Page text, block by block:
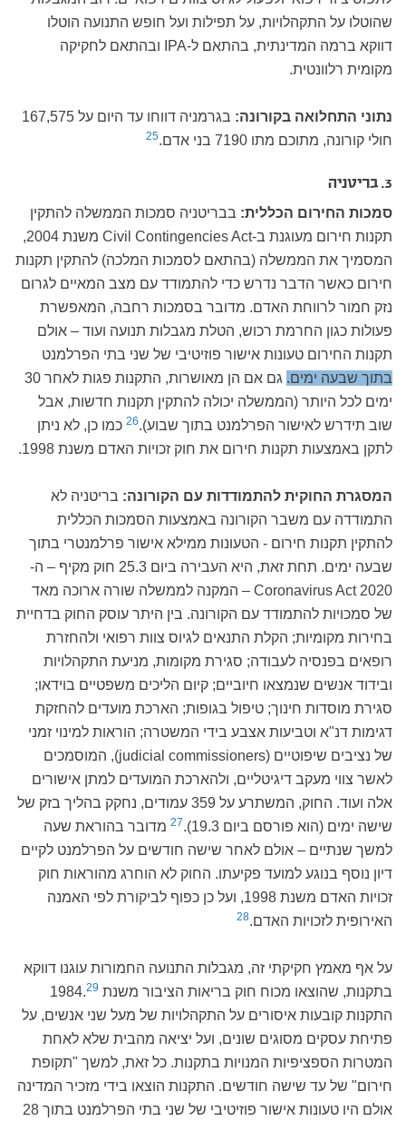
שהוטלו על התקהלויות, על תפילות ועל חופש התנועה הוטלו
דווקא ברמה המדינתית, בהתאם ל-IPA ובהתאם לחקיקה
מקומית רלוונטית.
נתוני התחלואה בקורונה:
בגרמניה דווחו עד היום על 167,575
חולי קורונה, מתוכם מתו 7190 בני אדם.
25
3. בריטניה
סמכות החירום הכללית: בבריטניה סמכות הממשלה להתקין
תקנות חירום מעוגנת ב-Civil Contingencies Act משנת 2004,
המסמיך את הממשלה (בהתאם לסמכות המלכה) להתקין תקנות
חירום כאשר הדבר נדרש כדי להתמודד עם מצב המאיים לגרום
נזק חמור לרווחת האדם. מדובר בסמכות רחבה, המאפשרת
פעולות כגון החרמת רכוש, הטלת מגבלות תנועה ועוד – אולם
תקנות החירום טעונות אישור פוזיטיבי של שני בתי הפרלמנט
בתוך שבעה ימים.
גם אם הן מאושרות, התקנות פגות לאחר 30
ימים לכל היותר (הממשלה יכולה להתקין תקנות חדשות, אבל
שוב תידרש לאישור הפרלמנט בתוך שבוע).26 כמו כן, לא ניתן
לתקן באמצעות תקנות חירום את חוק זכויות האדם משנת 1998.
המסגרת החוקית להתמודדות עם הקורונה: בריטניה לא
התמודדה עם משבר הקורונה באמצעות הסמכות הכללית
להתקין תקנות חירום - הטעונות ממילא אישור פרלמנטרי בתוך
שבעה ימים. תחת זאת, היא העבירה ביום 25.3 חוק מקיף – ה-
Coronavirus Act 2020 – המקנה לממשלה שורה ארוכה מאד
של סמכויות להתמודד עם הקורונה. בין היתר עוסק החוק בדחיית
בחירות מקומיות; הקלת התנאים לגיוס צוות רפואי ולהחזרת
רופאים בפנסיה לעבודה; סגירת מקומות, מניעת התקהלויות
ובידוד אנשים שנמצאו חיוביים; קיום הליכים משפטיים בוידאו;
סגירת מוסדות חינוך; טיפול בגופות; הארכת מועדים להחזקת
דגימות דנ"א וטביעות אצבע בידי המשטרה; הוראות למינוי זמני
של נציבים שיפוטיים (judicial commissioners), המוסמכים
לאשר צווי מעקב דיגיטליים, ולהארכת המועדים למתן אישורים
אלה ועוד. החוק, המשתרע על 359 עמודים, נחקק בהליך בזק של
שישה ימים (הוא פורסם ביום 19.3).
27 מדובר בהוראת שעה
למשך שנתיים – אולם לאחר שישה חודשים על הפרלמנט לקיים
דיון נוסף בנוגע למועד פקיעתו. החוק לא הוחרג מהוראות חוק
זכויות האדם משנת 1998, ועל כן כפוף לביקורת לפי האמנה
האירופית לזכויות האדם.28
על אף מאמץ חקיקתי זה, מגבלות התנועה החמורות עוגנו דווקא
בתקנות, שהוצאו מכוח חוק בריאות הציבור משנת 1984. 29
התקנות קובעות איסורים על התקהלויות של מעל שני אנשים, על
פתיחת עסקים מסוגים שונים, ועל יציאה מהבית שלא לאחת
המטרות הספציפיות המנויות בתקנות. כל זאת, למשך "תקופת
חירום" של עד שישה חודשים. התקנות הוצאו בידי מזכיר המדינה
אולם היו טעונות אישור פוזיטיבי של שני בתי הפרלמנט בתוך 28